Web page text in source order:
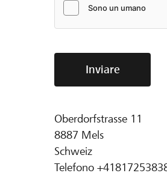
Inviare
Oberdorfstrasse 11
8887 Mels
Schweiz
Telefono